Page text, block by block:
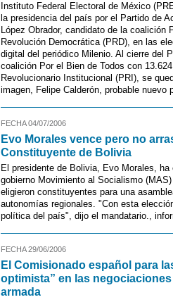
Instituto Federal Electoral de México
la presidencia del país por el Partido de
López Obrador, candidato de la
Revolución Democrática (PRD), en las
digital del periódico Milenio. Al cierre del
coalición Por el Bien de Todos con
Revolucionario Institucional (PRI), se
imagen, Felipe Calderón, probable nuevo
FECHA 04/07/2006
Evo Morales vence pero no
Constituyente de Bolivia
El presidente de Bolivia, Evo Morales,
gobierno Movimiento al Socialismo
eligieron constituyentes para una
autonomías regionales. "Con esta
política del país", dijo el mandatario.,
FECHA 29/06/2006
El Comisionado español para
optimista” en las
armada